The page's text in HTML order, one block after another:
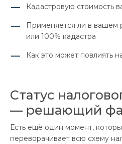
Кадастровую стоимость
Применяется ли в вашем
или 100% кадастра
Как это может повлиять
Статус
— решающий
Есть ещё один момент,
переворачивает всю схему